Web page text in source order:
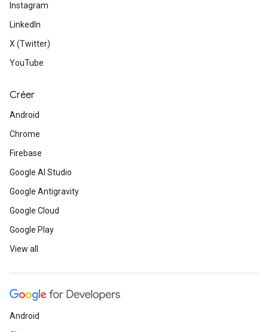
Instagram
LinkedIn
X (Twitter)
YouTube
Créer
Android
Chrome
Firebase
Google AI Studio
Google Antigravity
Google Cloud
Google Play
View all
Android